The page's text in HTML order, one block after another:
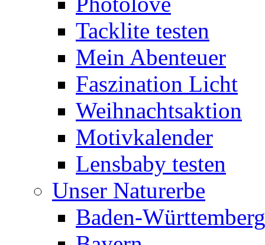
Tacklite testen
Mein Abenteuer
Faszination Licht
Weihnachtsaktion
Motivkalender
Lensbaby testen
Unser Naturerbe
Baden-Württemberg